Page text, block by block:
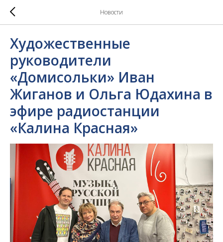
Новости
Художественные
руководители
«Домисольки» Иван
Жиганов и Ольга Юдахина в
эфире радиостанции
«Калина Красная»